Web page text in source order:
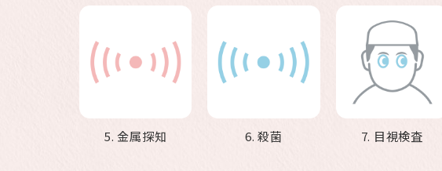
5. 金属探知 6. 殺菌 7. 目視検査